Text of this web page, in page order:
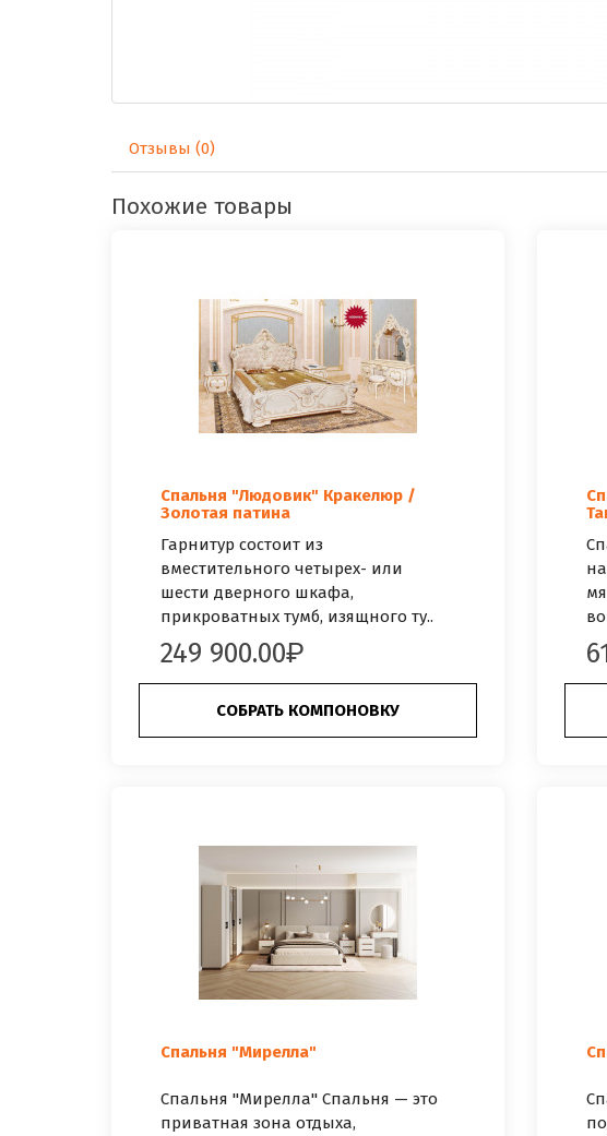
Отзывы (0)
Похожие товары
Спальня "Людовик" Кракелюр /
Золотая патина
Гарнитур состоит из
вместительного четырех- или
шести дверного шкафа,
прикроватных тумб, изящного ту..
249 900.00
СОБРАТЬ КОМПОНОВКУ
Спальня "Мирелла"
Спальня "Мирелла" Спальня — это
приватная зона отдыха,